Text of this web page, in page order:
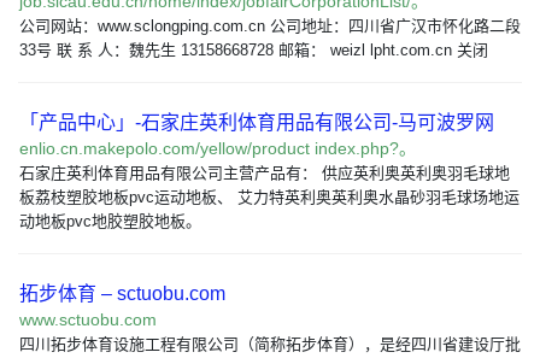
公司网站：www.sclongping.com.cn 公司地址：四川省广汉市怀化路二段
33号 联 系 人：魏先生 13158668728 邮箱： weizl lpht.com.cn 关闭
「产品中心」-石家庄英利体育用品有限公司-马可波罗网
enlio.cn.makepolo.com/yellow/product index.php?。
石家庄英利体育用品有限公司主营产品有： 供应英利奥英利奥羽毛球地
板荔枝塑胶地板pvc运动地板、 艾力特英利奥英利奥水晶砂羽毛球场地运
动地板pvc地胶塑胶地板。
拓步体育 – sctuobu.com
www.sctuobu.com
四川拓步体育设施工程有限公司（简称拓步体育），是经四川省建设厅批